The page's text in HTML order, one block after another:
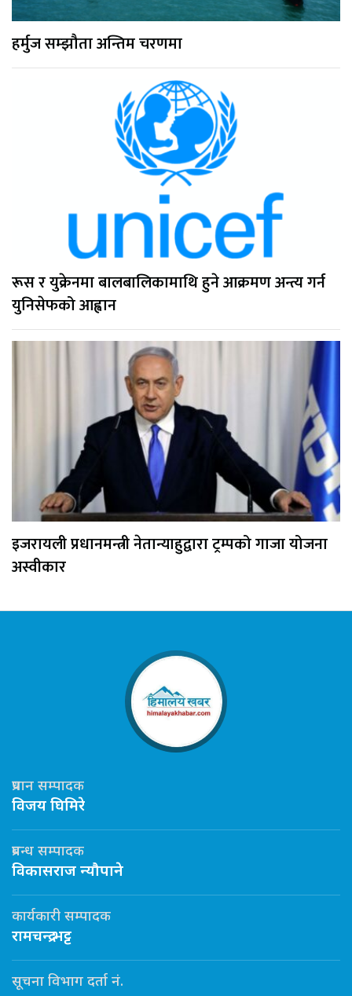
हर्मुज सम्झौता अन्तिम चरणमा
रूस र युक्रेनमा बालबालिकामाथि हुने आक्रमण अन्त्य गर्न
युनिसेफको आह्वान
इजरायली प्रधानमन्त्री नेतान्याहुद्वारा ट्रम्पको गाजा योजना
अस्वीकार
प्रधान सम्पादक
विजय घिमिरे
प्रबन्ध सम्पादक
विकासराज न्यौपाने
कार्यकारी सम्पादक
रामचन्द्र भट्ट
सूचना विभाग दर्ता नं.